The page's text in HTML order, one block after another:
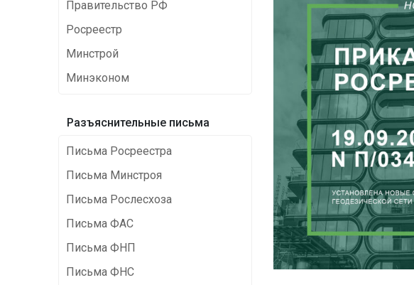
Правительство РФ
Росреестр
Минстрой
Минэконом
Разъяснительные письма
Письма Росреестра
Письма Минстроя
Письма Рослесхоза
Письма ФАС
Письма ФНП
Письма ФНС